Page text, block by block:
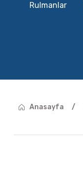
Rulmanlar
Anasayfa